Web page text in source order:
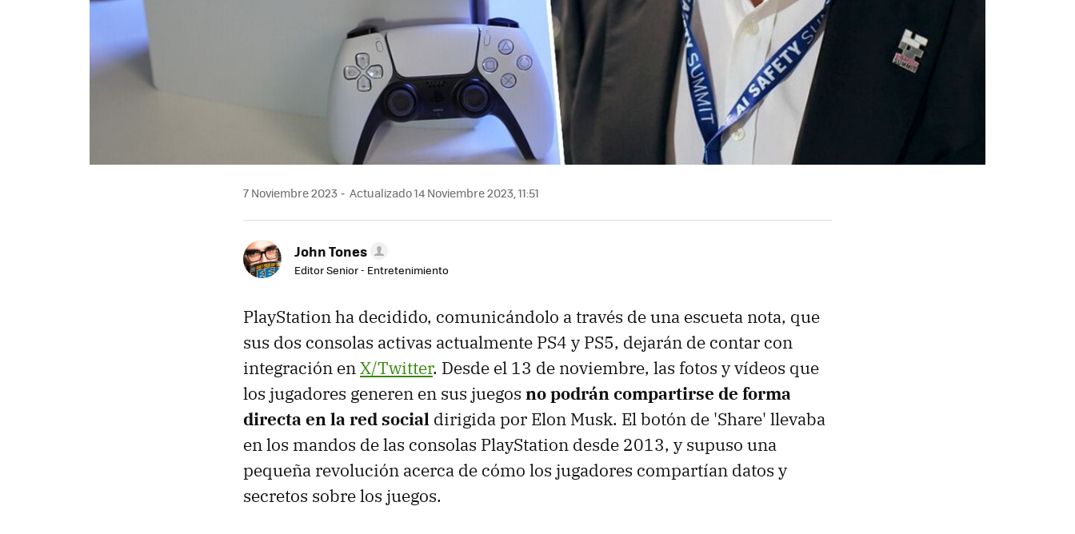
7 Noviembre 2023 Actualizado 14 Noviembre 2023, 11:51
John Tones
Editor Senior - Entretenimiento
PlayStation ha decidido, comunicándolo a través de una escueta nota, que
sus dos consolas activas actualmente PS4 y PS5, dejarán de contar con
integración enX/Twitter. Desde el 13 de noviembre, las fotos y vídeos que
los jugadores generen en sus juegos no podrán compartirse de forma
directa en la red social dirigida por Elon Musk. El botón de 'Share' llevaba
en los mandos de las consolas PlayStation desde 2013, y supuso una
pequeña revolución acerca de cómo los jugadores compartían datos y
secretos sobre los juegos.